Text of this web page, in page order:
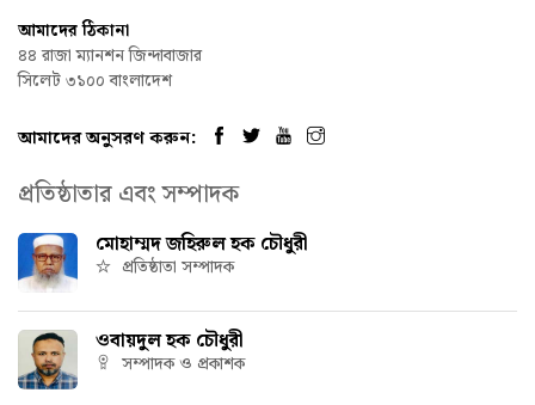
আমাদের ঠিকানা
৪৪ রাজা ম্যানশন জিন্দাবাজার
সিলেট ৩১০০ বাংলাদেশ
আমাদের অনুসরণ করুন:
প্রতিষ্ঠাতার এবং সম্পাদক
মোহাম্মদ জহিরুল হক চৌধুরী
প্রতিষ্ঠাতা সম্পাদক
ওবায়দুল হক চৌধুরী
সম্পাদক ও প্রকাশক